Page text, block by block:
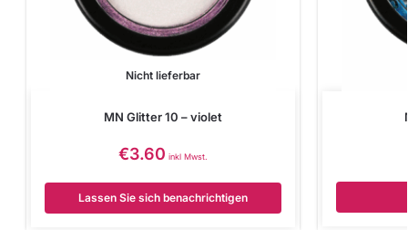
Nicht lieferbar
MN Glitter 10 – violet
€3.60 inkl Mwst.
Lassen Sie sich benachrichtigen